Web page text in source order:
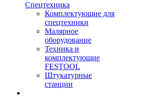
Спецтехника
Комплектующие для
спецтехники
Малярное
оборудование
Техника и
комплектующие
FESTOOL
Штукатурные
станции